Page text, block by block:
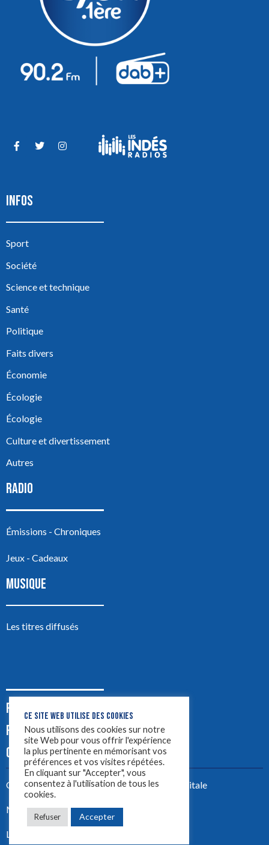
INFOS
Sport
Société
Science et technique
Santé
Politique
Faits divers
Économie
Écologie
Écologie
Culture et divertissement
Autres
RADIO
Émissions - Chroniques
Jeux - Cadeaux
MUSIQUE
Les titres diffusés
PODCASTS
PUB
CONTACT
Créez votre site avecYellowtie – Agence Digitale
Mentions légales
LYON 1ère 2023 ©
CE SITE WEB UTILISE DES COOKIES
Nous utilisons des cookies sur notre
site Web pour vous offrir l'expérience
la plus pertinente en mémorisant vos
préférences et vos visites répétées.
En cliquant sur "Accepter", vous
consentez à l'utilisation de tous les
cookies.
Refuser Accepter